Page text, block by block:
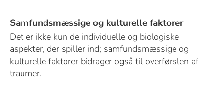
Samfundsmæssige og kulturelle faktorer
Det er ikke kun de individuelle og biologiske
aspekter, der spiller ind; samfundsmæssige og
kulturelle faktorer bidrager også til overførslen af
traumer.